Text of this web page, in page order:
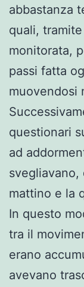
abbastanza
quali,
monitorata,
passi fatta
muovendosi
questionari
ad
svegliavano,
mattino e la
In questo
tra il
erano
avevano